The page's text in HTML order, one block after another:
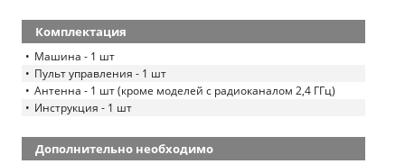
Комплектация
Машина - 1 шт
Пульт управления - 1 шт
Антенна - 1 шт (кроме моделей с радиоканалом 2,4 ГГц)
Инструкция - 1 шт
Дополнительно необходимо